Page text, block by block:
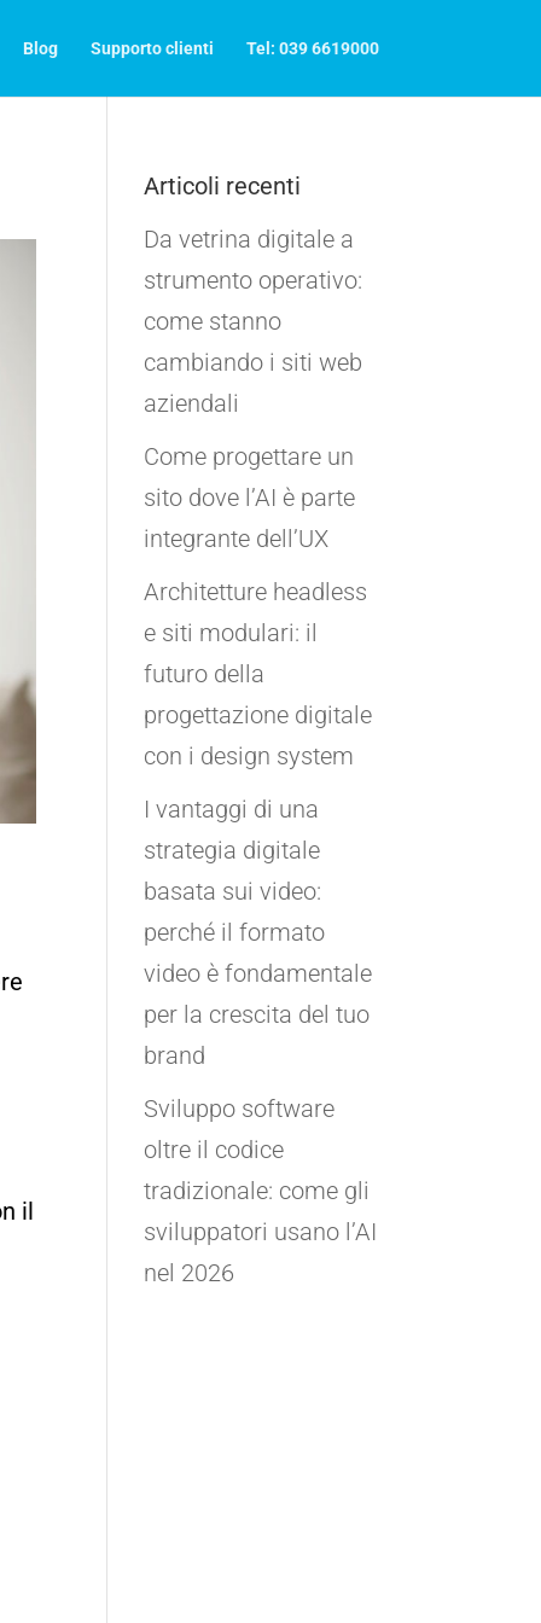
Blog Supporto clienti Tel: 039 6619000
il
Articoli recenti
Da vetrina digitale a
strumento operativo:
come stanno
cambiando i siti web
aziendali
Come progettare un
sito dove l’AI è parte
integrante dell’UX
Architetture headless
e siti modulari: il
futuro della
progettazione digitale
con i design system
I vantaggi di una
strategia digitale
basata sui video:
perché il formato
video è fondamentale
per la crescita del tuo
brand
Sviluppo software
oltre il codice
tradizionale: come gli
sviluppatori usano l’AI
nel 2026